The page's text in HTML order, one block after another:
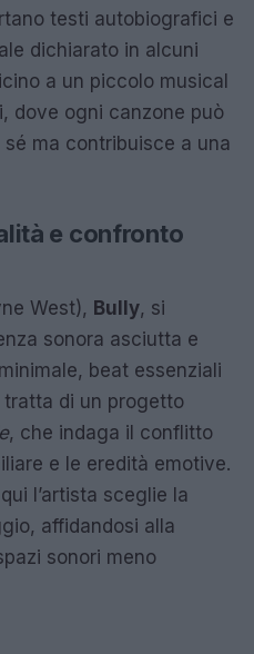
testi autobiografici e
dichiarato in alcuni
a un piccolo musical
dove ogni canzone può
ma contribuisce a una
e confronto
West), Bully, si
sonora asciutta e
beat essenziali
di un progetto
, che indaga il conflitto
e le eredità emotive.
l’artista sceglie la
affidandosi alla
sonori meno